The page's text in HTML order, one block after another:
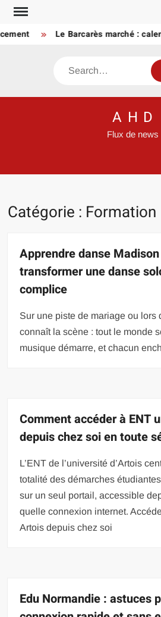
Skip
content
Le Barcarès marché :
Search
A H D
Flux de news
Catégorie : Formation
Apprendre danse
transformer une danse
complice
Sur une piste de mariage ou lors
connaît la scène : tout le monde
musique démarre, et chacun
Comment accéder à ENT
depuis chez soi en toute
L’ENT de l’université d’Artois
totalité des démarches
sur un seul portail, accessible
quelle connexion internet.
Artois depuis chez soi
Edu Normandie : astuces